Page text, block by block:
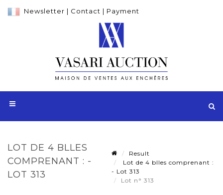
Newsletter | Contact | Payment
LOT DE 4 BLLES
COMPRENANT : -
LOT 313
Result
Lot de 4 blles comprenant :
- Lot 313
Lot n° 313